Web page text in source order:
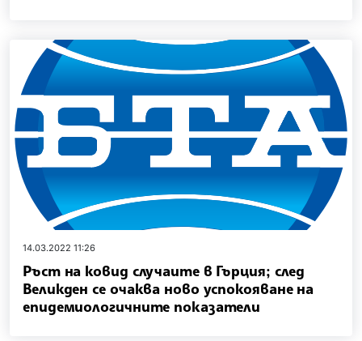
14.03.2022 11:26
Ръст на ковид случаите в Гърция; след
Великден се очаква ново успокояване на
епидемиологичните показатели